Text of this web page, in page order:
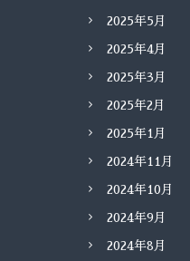
2025年5月
2025年4月
2025年3月
2025年2月
2025年1月
2024年11月
2024年10月
2024年9月
2024年8月